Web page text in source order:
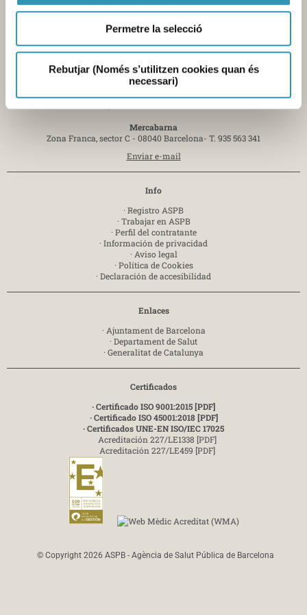
Permetre la selecció
Rebutjar (Només s’utilitzen cookies quan és
necessari)
Pl. Lesseps, 1 - 08023 Barcelona -T. 932 384 545
Mercabarna
Zona Franca, sector C - 08040 Barcelona- T. 935 563 341
Enviar e-mail
Info
· Registro ASPB
· Trabajar en ASPB
· Perfil del contratante
· Información de privacidad
· Aviso legal
· Política de Cookies
· Declaración de accesibilidad
Enlaces
· Ajuntament de Barcelona
· Departament de Salut
· Generalitat de Catalunya
Certificados
· Certificado ISO 9001:2015 [PDF]
· Certificado ISO 45001:2018 [PDF]
· Certificados UNE-EN ISO/IEC 17025
Acreditación 227/LE1338 [PDF]
Acreditación 227/LE459 [PDF]
© Copyright 2026 ASPB - Agència de Salut Pública de Barcelona